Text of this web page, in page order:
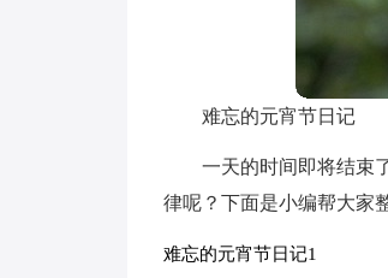
难忘的元宵节日记
一天的时间即将结束
律呢？下面是小编帮大家
难忘的元宵节日记1